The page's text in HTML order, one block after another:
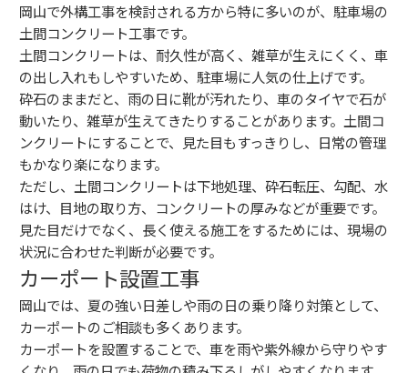
岡山で外構工事を検討される方から特に多いのが、駐車場の
土間コンクリート工事です。
土間コンクリートは、耐久性が高く、雑草が生えにくく、車
の出し入れもしやすいため、駐車場に人気の仕上げです。
砕石のままだと、雨の日に靴が汚れたり、車のタイヤで石が
動いたり、雑草が生えてきたりすることがあります。土間コ
ンクリートにすることで、見た目もすっきりし、日常の管理
もかなり楽になります。
ただし、土間コンクリートは下地処理、砕石転圧、勾配、水
はけ、目地の取り方、コンクリートの厚みなどが重要です。
見た目だけでなく、長く使える施工をするためには、現場の
状況に合わせた判断が必要です。
カーポート設置工事
岡山では、夏の強い日差しや雨の日の乗り降り対策として、
カーポートのご相談も多くあります。
カーポートを設置することで、車を雨や紫外線から守りやす